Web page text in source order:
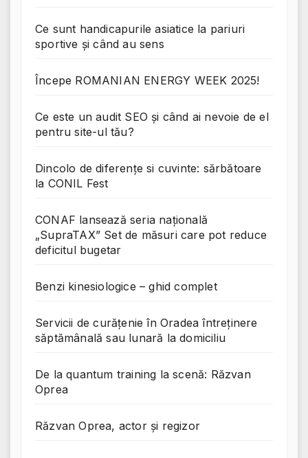
Ce sunt handicapurile asiatice la pariuri
sportive și când au sens
Începe ROMANIAN ENERGY WEEK 2025!
Ce este un audit SEO și când ai nevoie de el
pentru site-ul tău?
Dincolo de diferențe si cuvinte: sărbătoare
la CONIL Fest
CONAF lansează seria națională
„SupraTAX” Set de măsuri care pot reduce
deficitul bugetar
Benzi kinesiologice – ghid complet
Servicii de curățenie în Oradea întreținere
săptămânală sau lunară la domiciliu
De la quantum training la scenă: Răzvan
Oprea
Răzvan Oprea, actor și regizor